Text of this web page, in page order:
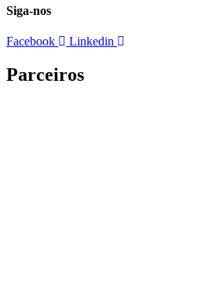
Siga-nos
Facebook Linkedin
Parceiros